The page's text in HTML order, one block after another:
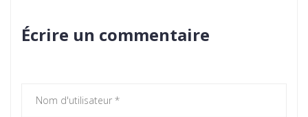
Écrire un commentaire